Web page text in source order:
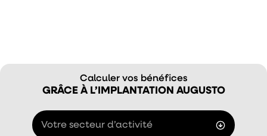
Calculer vos bénéfices
GRÂCE À L’IMPLANTATION AUGUSTO
Votre secteur d’activité